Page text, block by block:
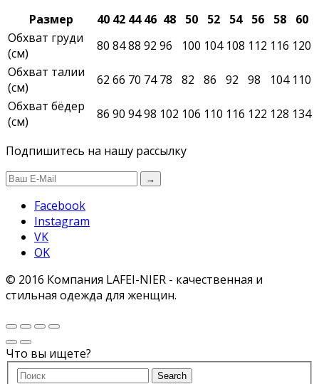
Размер 40 42 44 46 48 50 52 54 56 58
60
Обхват груди
(см)
80 8488 92 96 100 104 108 112 116 120
Обхват талии
(см)
62 66 70 74 78 82 86 92 98 104 110
Обхват бёдер
(см)
86 90 9498 102 106 110 116 122 128 134
Подпишитесь на нашу рассылку
→
Facebook
Instagram
VK
OK
© 2016 Компания LAFEI-NIER - качественная и
стильная одежда для женщин.
Что вы ищете?